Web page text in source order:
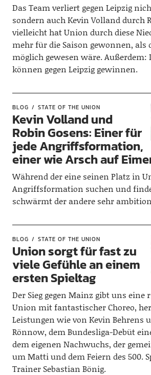
Das Team verliert gegen Leipzig
sondern auch Kevin Volland durch
vielleicht hat Union durch diese
mehr für die Saison gewonnen, als
möglich gewesen wäre. Außerdem:
können gegen Leipzig gewinnen.
BLOG STATE OF THE UNION
Kevin Volland und
Robin Gosens: Einer für
jede Angriffsformation,
einer wie Arsch auf
Während der eine seinen Platz in
Angriffsformation suchen und
schwärmt der andere sehr
BLOG STATE OF THE UNION
Union sorgt für fast zu
viele Gefühle an einem
ersten Spieltag
Der Sieg gegen Mainz gibt uns eine
Union mit fantastischer Choreo,
Leistungen wie von Kevin Behrens
Rönnow, dem Bundesliga-Debüt
dem eigenen Nachwuchs, der
um Matti und dem Feiern des 500.
Trainer Sebastian Bönig.